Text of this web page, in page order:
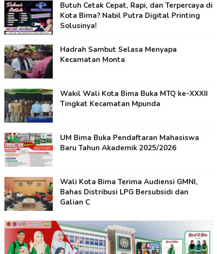
Butuh Cetak Cepat, Rapi, dan Terpercaya di
Kota Bima? Nabil Putra Digital Printing
Solusinya!
Hadrah Sambut Selasa Menyapa
Kecamatan Monta
Wakil Wali Kota Bima Buka MTQ ke-XXXII
Tingkat Kecamatan Mpunda
UM Bima Buka Pendaftaran Mahasiswa
Baru Tahun Akademik 2025/2026
Wali Kota Bima Terima Audiensi GMNI,
Bahas Distribusi LPG Bersubsidi dan
Galian C